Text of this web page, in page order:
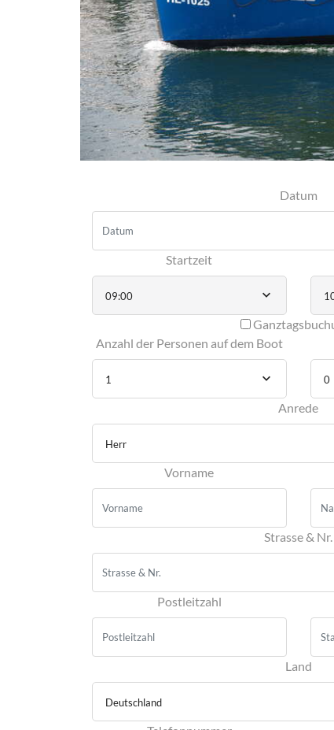
Datum
Startzeit
09:00
Anzahl der Personen auf dem Boot
1 0
Anrede
Herr
Vorname
Strasse & Nr.
Postleitzahl
Land
Deutschland